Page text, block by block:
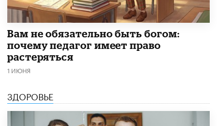
​Вам не обязательно быть богом:
почему педагог имеет право
растеряться
1 ИЮНЯ
ЗДОРОВЬЕ